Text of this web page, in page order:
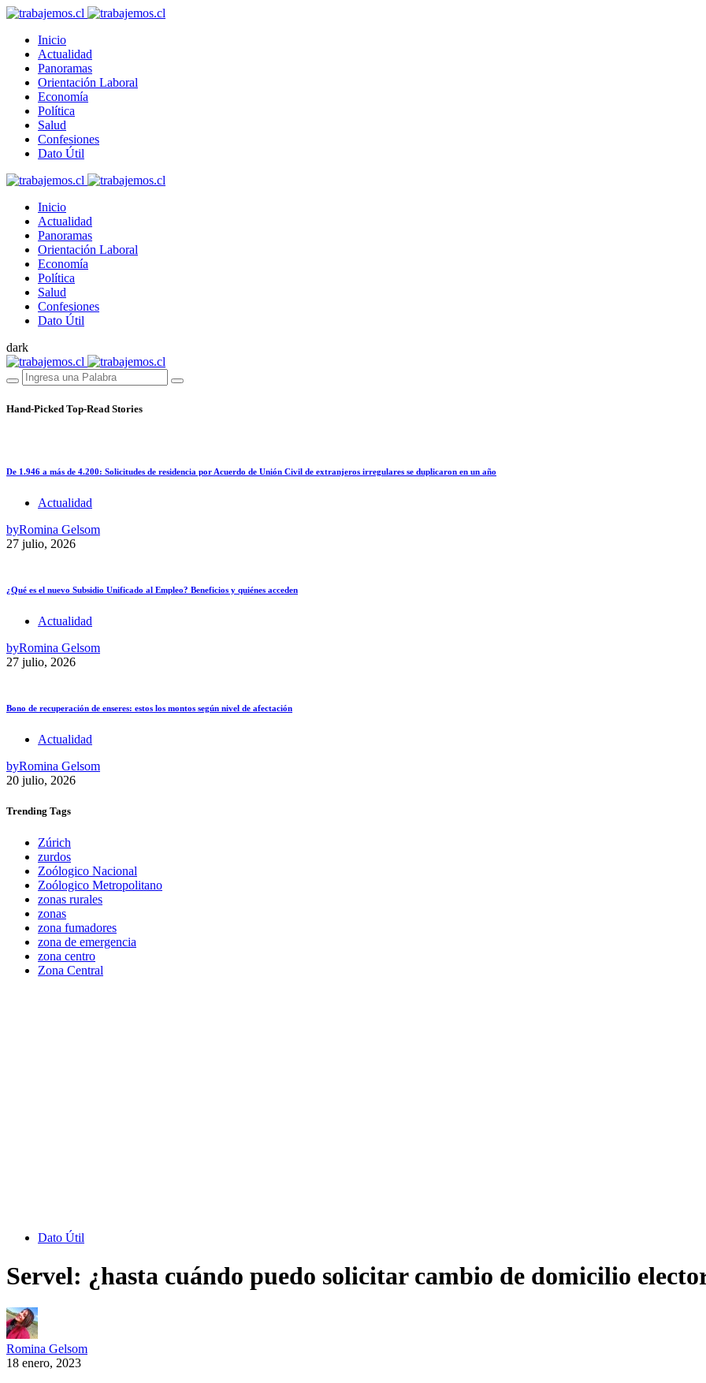
Inicio
Actualidad
Panoramas
Orientación Laboral
Economía
Política
Salud
Confesiones
Dato Útil
Inicio
Actualidad
Panoramas
Orientación Laboral
Economía
Política
Salud
Confesiones
Dato Útil
dark
Hand-Picked Top-Read Stories
De 1.946 a más de 4.200: Solicitudes de residencia por Acuerdo de Unión Civil de extranjeros irregulares se duplicaron en un año
Actualidad
byRomina Gelsom
27 julio, 2026
¿Qué es el nuevo Subsidio Unificado al Empleo? Beneficios y quiénes acceden
Actualidad
byRomina Gelsom
27 julio, 2026
Bono de recuperación de enseres: estos los montos según nivel de afectación
Actualidad
byRomina Gelsom
20 julio, 2026
Trending Tags
Zúrich
zurdos
Zoólogico Nacional
Zoólogico Metropolitano
zonas rurales
zonas
zona fumadores
zona de emergencia
zona centro
Zona Central
Dato Útil
Servel: ¿hasta cuándo puedo solicitar cambio de domicilio
Romina Gelsom
18 enero, 2023